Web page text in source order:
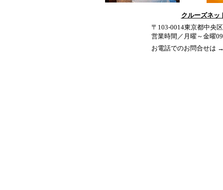
クルーズネッ
〒103-0014東京都中央
営業時間／月曜～金曜
お電話でのお問合せは